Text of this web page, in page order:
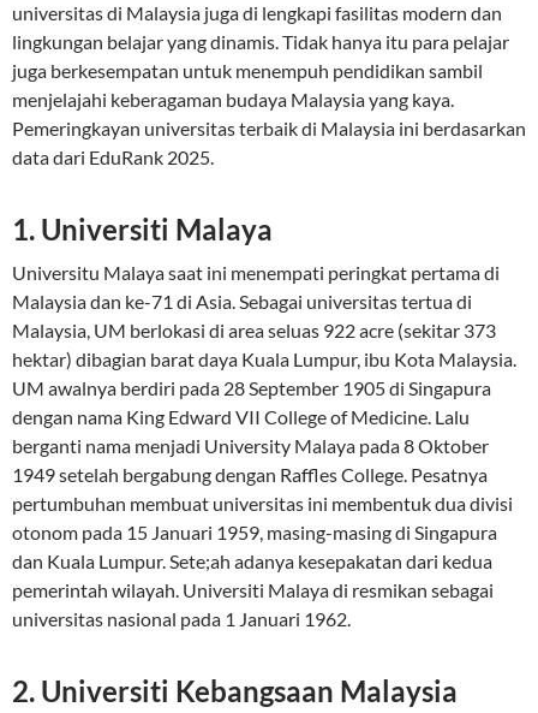
universitas di Malaysia juga di lengkapi fasilitas modern dan
lingkungan belajar yang dinamis. Tidak hanya itu para pelajar
juga berkesempatan untuk menempuh pendidikan sambil
menjelajahi keberagaman budaya Malaysia yang kaya.
Pemeringkayan universitas terbaik di Malaysia ini berdasarkan
data dari EduRank 2025.
1. Universiti Malaya
Universitu Malaya saat ini menempati peringkat pertama di
Malaysia dan ke-71 di Asia. Sebagai universitas tertua di
Malaysia, UM berlokasi di area seluas 922 acre (sekitar 373
hektar) dibagian barat daya Kuala Lumpur, ibu Kota Malaysia.
UM awalnya berdiri pada 28 September 1905 di Singapura
dengan nama King Edward VII College of Medicine. Lalu
berganti nama menjadi University Malaya pada 8 Oktober
1949 setelah bergabung dengan Raffles College. Pesatnya
pertumbuhan membuat universitas ini membentuk dua divisi
otonom pada 15 Januari 1959, masing-masing di Singapura
dan Kuala Lumpur. Sete;ah adanya kesepakatan dari kedua
pemerintah wilayah. Universiti Malaya di resmikan sebagai
universitas nasional pada 1 Januari 1962.
2. Universiti Kebangsaan Malaysia